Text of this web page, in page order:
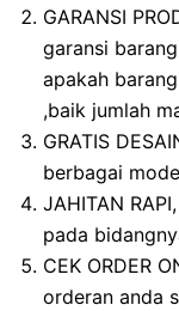
GARANSI
garansi
apakah
,baik jumlah
GRATIS
berbagai
JAHITAN
pada
CEK ORDER
orderan anda